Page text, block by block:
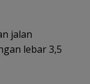
jalan
lebar 3,5